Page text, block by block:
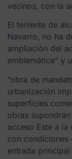
vecinos, con la
El teniente de
Navarro, no ha
ampliación del
emblemática” y
“obra de
urbanización
superficies
obras
acceso Este a la
con condiciones
entrada